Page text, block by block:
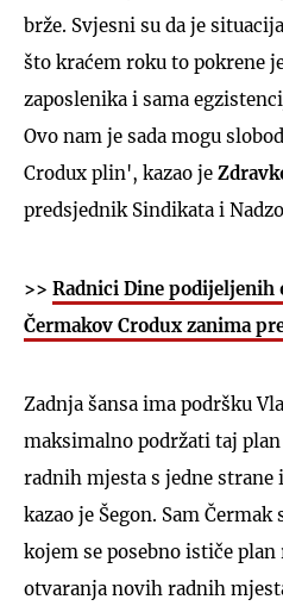
brže. Svjesni su da je
što kraćem roku to pokrene
zaposlenika i sama
Ovo nam je sada mogu
Crodux plin', kazao je
predsjednik Sindikata i
>> Radnici Dine podijeljenih
Čermakov Crodux zanima
Zadnja šansa ima podršku
maksimalno podržati taj
radnih mjesta s jedne
kazao je Šegon. Sam
kojem se posebno ističe
otvaranja novih radnih